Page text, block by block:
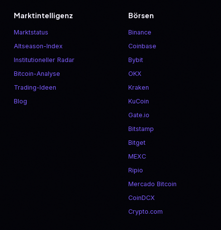
Marktintelligenz
Marktstatus
Altseason-Index
Institutioneller Radar
Bitcoin-Analyse
Trading-Ideen
Blog
Börsen
Binance
Coinbase
Bybit
OKX
Kraken
KuCoin
Gate.io
Bitstamp
Bitget
MEXC
Ripio
Mercado Bitcoin
CoinDCX
Crypto.com